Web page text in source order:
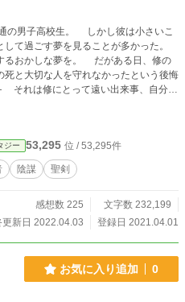
しかし彼は小さいこ
て過ごす夢を見ることが多かった。
るおかしな夢を。 だがある日、修の
と大切な人を守れなかったという後悔
になる夢だったが、その日を境に夢を
ジー 53,295 位 / 53,295件
陰謀 聖剣
感想数 225
文字数 232,199
更新日 2022.04.03
登録日 2021.04.01
お気に入り追加 0